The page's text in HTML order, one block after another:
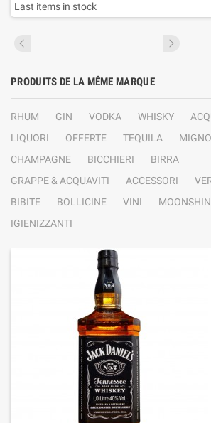
Last items in stock
PRODUITS DE LA MÊME MARQUE
RHUM GIN VODKA WHISKY
LIQUORI
OFFERTE TEQUILA
CHAMPAGNE
BICCHIERI
BIRRA
GRAPPE & ACQUAVITI
ACCESSORI
BIBITE
BOLLICINE VINI
IGIENIZZANTI